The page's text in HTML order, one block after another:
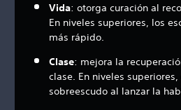
Vida: otorga curación al
En niveles superiores, los
más rápido.
Clase: mejora la
clase. En niveles
sobreescudo al lanzar la